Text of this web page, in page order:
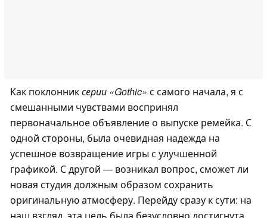
Как поклонниксерии «Gothic» с самого начала, я с
смешанными чувствами воспринял
первоначальное объявление о выпуске ремейка. С
одной стороны, была очевидная надежда на
успешное возвращение игры с улучшенной
графикой. С другой — возникал вопрос, сможет ли
новая студия должным образом сохранить
оригинальную атмосферу. Перейду сразу к сути: на
наш взгляд, эта цель была безусловно достигнута.